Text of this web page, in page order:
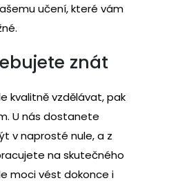
učení, které vám
znát
kvalitně vzdělávat, pak
U nás dostanete
v naprosté nule, a z
na skutečného
moci vést dokonce i